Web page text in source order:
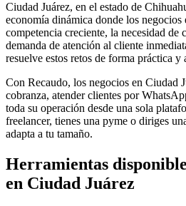
Ciudad Juárez, en el estado de
economía dinámica donde los negocios
competencia creciente, la necesidad de
demanda de atención al cliente
resuelve estos retos de forma práctica y
Con Recaudo, los negocios en Ciudad
cobranza, atender clientes por
toda su operación desde una sola
freelancer, tienes una pyme o diriges
adapta a tu tamaño.
Herramientas
en Ciudad Juárez